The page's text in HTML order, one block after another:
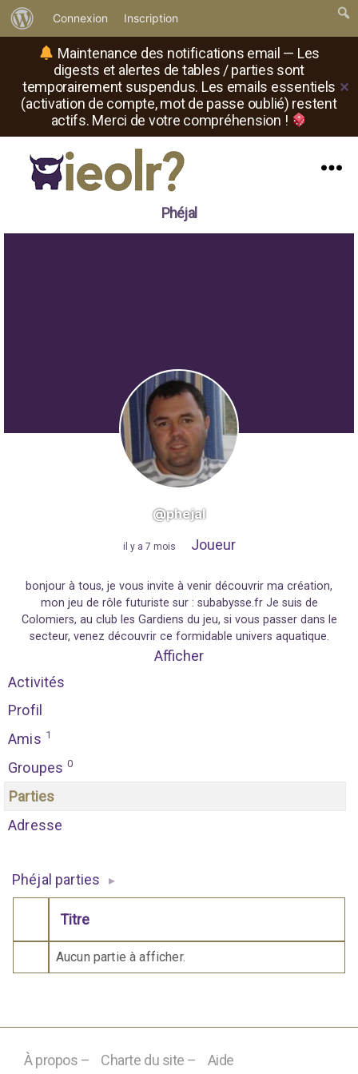
Maintenance des notifications email — Les
digests et alertes de tables / parties sont
temporairement suspendus. Les emails essentiels
(activation de compte, mot de passe oublié) restent
actifs. Merci de votre compréhension !
✕
propos
de
WordPress
Connexion Inscription
où
Phéjal
@phejal
il y a 7 mois Joueur
bonjour à tous, je vous invite à venir découvrir ma création,
mon jeu de rôle futuriste sur : subabysse.fr Je suis de
Colomiers, au club les Gardiens du jeu, si vous passer dans le
secteur, venez découvrir ce formidable univers aquatique.
Afficher
Activités
Profil
Amis 1
Groupes 0
Parties
Adresse
Phéjal parties ▸
Comporte des pièces jointes
Titre
Aucun partie à afficher.
À propos – Charte du site – Aide